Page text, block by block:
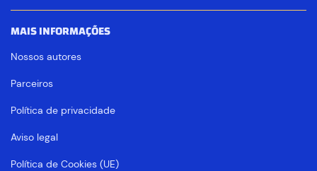
MAIS INFORMAÇÕES
Nossos autores
Parceiros
Política de privacidade
Aviso legal
Política de Cookies (UE)